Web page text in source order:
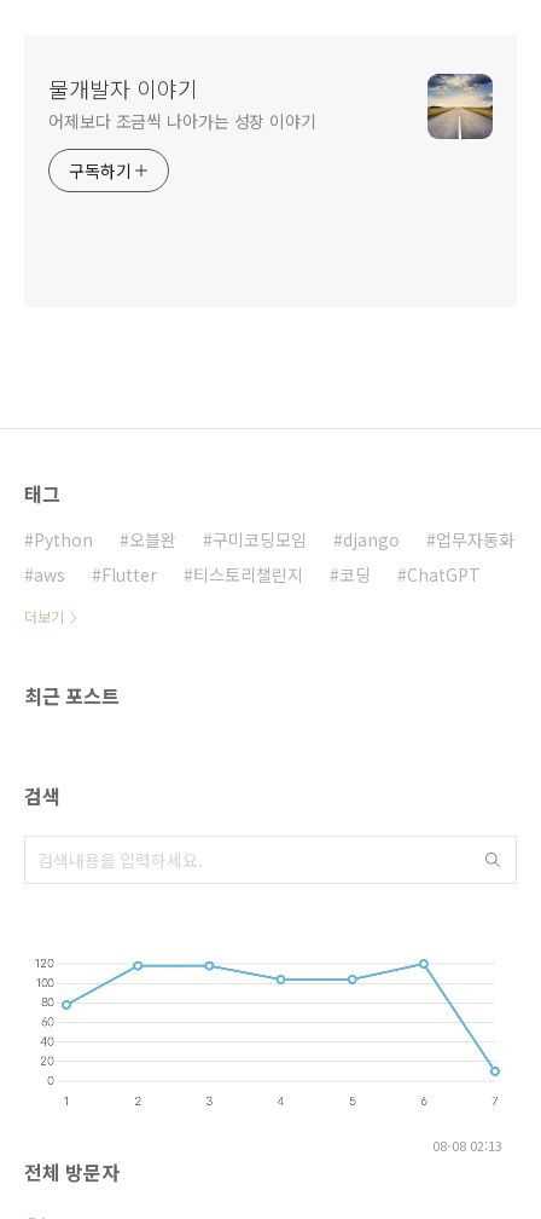
물개발자 이야기
어제보다 조금씩 나아가는 성장 이야기
구독하기
태그
Python 오블완 구미코딩모임 django
업무자동화
aws
Flutter 티스토리챌린지 코딩 ChatGPT
더보기
최근 포스트
검색
08-08 02:13
전체 방문자